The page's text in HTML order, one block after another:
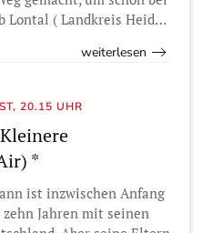
Lontal ( Landkreis Heid…
weiterlesen
20.15 UHR
*
ist inzwischen Anfang
Jahren mit seinen